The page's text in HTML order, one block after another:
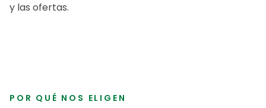
y las ofertas.
POR QUÉ NOS ELIGEN